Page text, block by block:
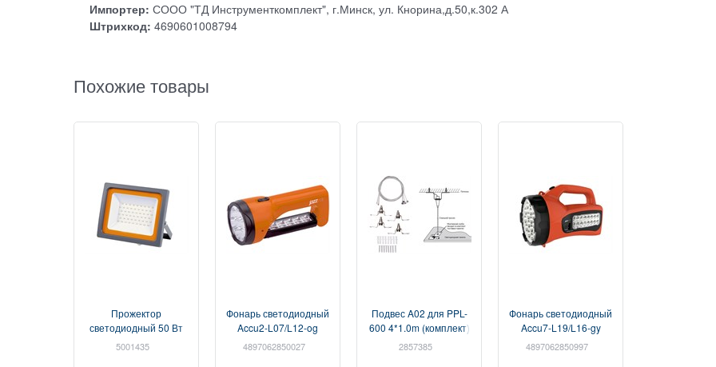
Импортер: СООО "ТД Инструменткомплект", г.Минск, ул. Кнорина,д.50,к.302 А
Штрихкод: 4690601008794
Похожие товары
Прожектор
светодиодный 50 Вт
PFL-SC 6500К, IP65,
5001435
Фонарь светодиодный
Accu2-L07/L12-og
(оранж.)
4897062850027
Подвес A02 для PPL-
600 4*1.0m (комплект)
JAZZWAY (2857385)
2857385
Фонарь светодиодный
Accu7-L19/L16-gy
(оранж.)
4897062850997